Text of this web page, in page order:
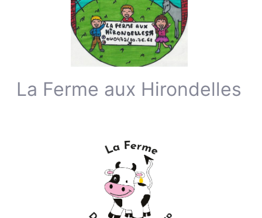
La Ferme aux Hirondelles